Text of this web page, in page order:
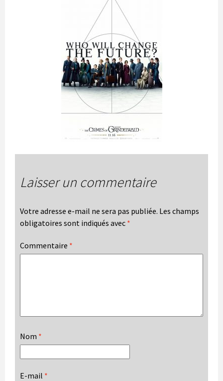
Laisser un commentaire
Votre adresse e-mail ne sera pas publiée. Les champs
obligatoires sont indiqués avec *
Commentaire *
Nom *
E-mail *